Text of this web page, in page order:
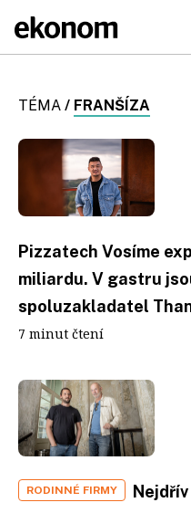
TÉMA / FRANŠÍZA
Pizzatech Vosíme
miliardu. V gastru
spoluzakladatel
7 minut čtení
RODINNÉ FIRMY